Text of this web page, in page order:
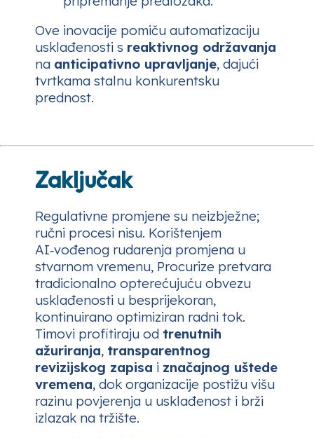
Ove inovacije pomiču automatizaciju
usklađenosti s reaktivnog održavanja
na anticipativno upravljanje, dajući
tvrtkama stalnu konkurentsku
prednost.
Zaključak
Regulativne promjene su neizbježne;
ručni procesi nisu. Korištenjem
AI‑vođenog rudarenja promjena u
stvarnom vremenu, Procurize pretvara
tradicionalno opterećujuću obvezu
usklađenosti u besprijekoran,
kontinuirano optimiziran radni tok.
Timovi profitiraju od trenutnih
ažuriranja, transparentnog
revizijskog zapisa i značajnog uštede
vremena, dok organizacije postižu višu
razinu povjerenja u usklađenost i brži
izlazak na tržište.